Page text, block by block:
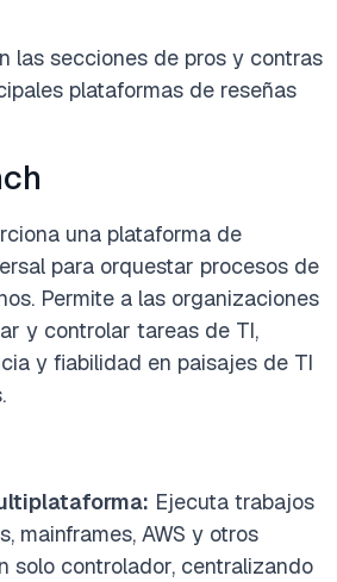
las secciones de pros y contras
plataformas de reseñas
una plataforma de
para orquestar procesos de
Permite a las organizaciones
y controlar tareas de TI,
y fiabilidad en paisajes de TI
Ejecuta trabajos
mainframes, AWS y otros
solo controlador, centralizando